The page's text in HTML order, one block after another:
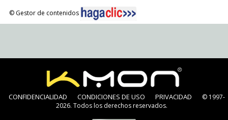
© Gestor de contenidos
CONFIDENCIALIDAD CONDICIONES DE USO PRIVACIDAD
© 1997-
2026. Todos los derechos reservados.